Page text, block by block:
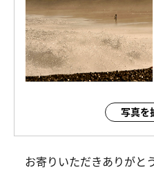
写真を
お寄りいただきありがと